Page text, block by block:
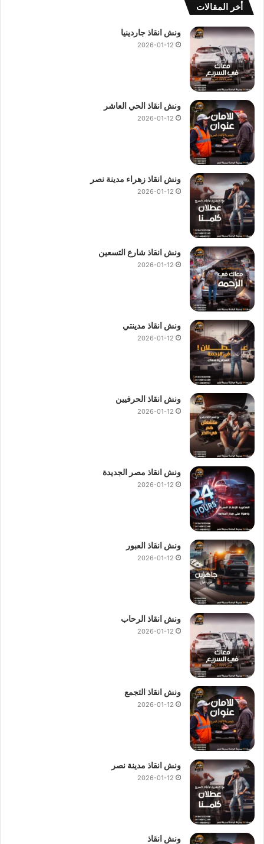
أخر المقالات
ونش انقاذ جاردينيا
2026-01-12
ونش انقاذ الحي العاشر
2026-01-12
ونش انقاذ زهراء مدينة نصر
2026-01-12
ونش انقاذ شارع التسعين
2026-01-12
ونش انقاذ مدينتي
2026-01-12
ونش انقاذ الحرفيين
2026-01-12
ونش انقاذ مصر الجديدة
2026-01-12
ونش انقاذ العبور
2026-01-12
ونش انقاذ الرحاب
2026-01-12
ونش انقاذ التجمع
2026-01-12
ونش انقاذ مدينة نصر
2026-01-12
ونش انقاذ